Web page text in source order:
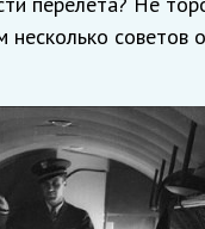
советов